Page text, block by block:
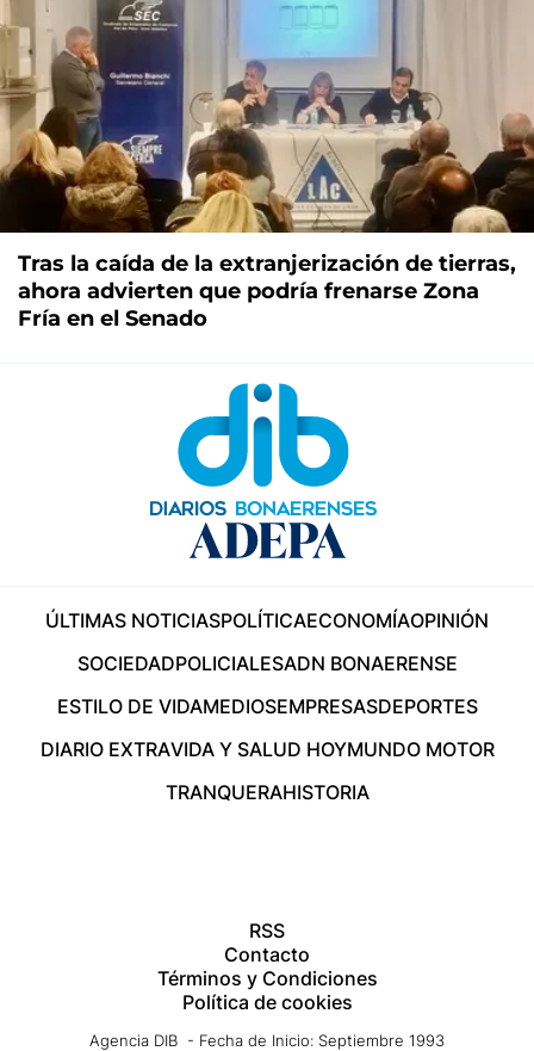
Tras la caída de la extranjerización de tierras,
ahora advierten que podría frenarse Zona
Fría en el Senado
ÚLTIMAS NOTICIASPOLÍTICAECONOMÍAOPINIÓN
SOCIEDADPOLICIALESADN BONAERENSE
ESTILO DE VIDAMEDIOSEMPRESASDEPORTES
DIARIO EXTRAVIDA Y SALUD HOYMUNDO MOTOR
TRANQUERAHISTORIA
RSS
Contacto
Términos y Condiciones
Política de cookies
Agencia DIB - Fecha de Inicio: Septiembre 1993